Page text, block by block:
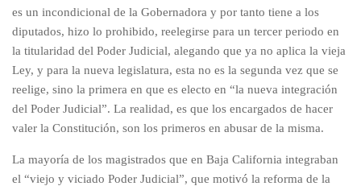
es un incondicional de la Gobernadora y por tanto tiene a los
diputados, hizo lo prohibido, reelegirse para un tercer periodo en
la titularidad del Poder Judicial, alegando que ya no aplica la vieja
Ley, y para la nueva legislatura, esta no es la segunda vez que se
reelige, sino la primera en que es electo en “la nueva integración
del Poder Judicial”. La realidad, es que los encargados de hacer
valer la Constitución, son los primeros en abusar de la misma.
La mayoría de los magistrados que en Baja California integraban
el “viejo y viciado Poder Judicial”, que motivó la reforma de la